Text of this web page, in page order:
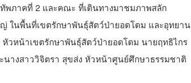
พภาคที่ 2 และคณะ ที่เดินทางมาชมภาพสลัก
ในพื้นที่เขตรักษาพันธุ์สัตว์ป่ายอดโดม และอุทยาน
วหน้าเขตรักษาพันธุ์สัตว์ป่ายอดโดม นายฤทธิไกร
างสาววิจิตรา สุขส่ง หัวหน้าศูนย์ศึกษาธรรมชาติ